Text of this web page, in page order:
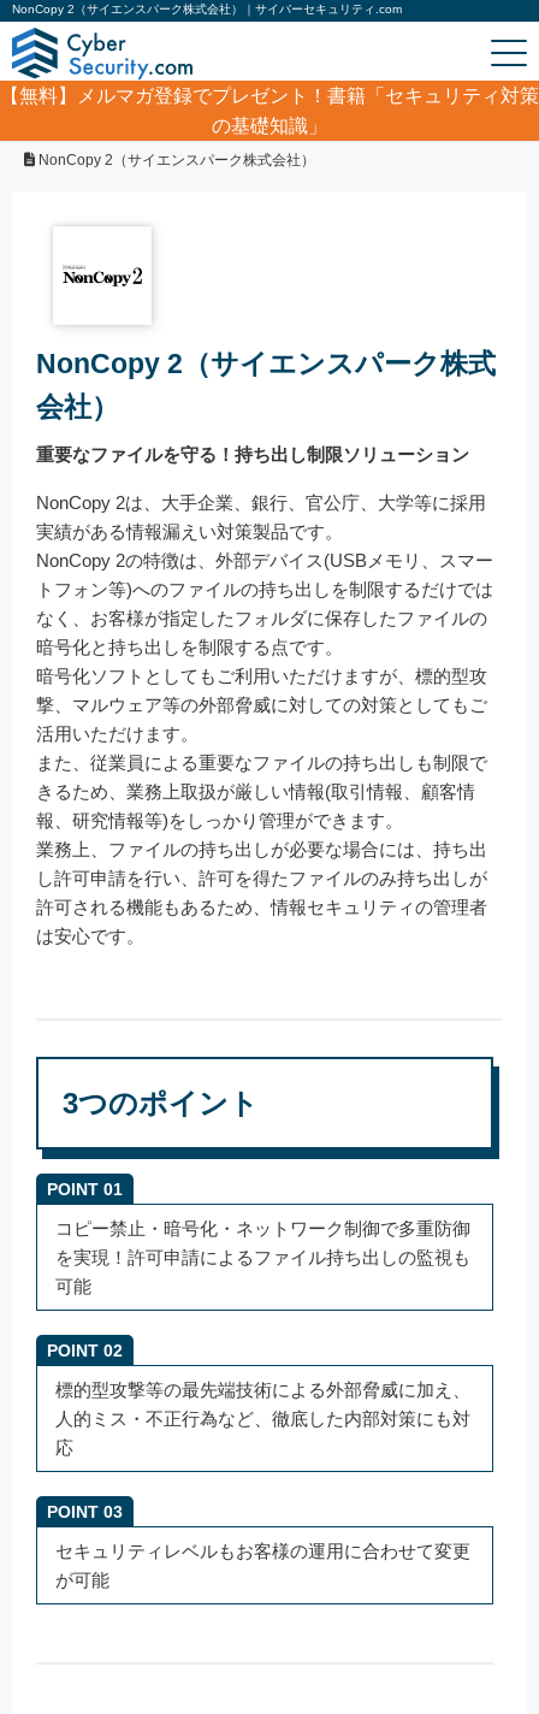
NonCopy 2（サイエンスパーク株式会社）｜サイバーセキュリティ.com
【無料】
メルマガ登録でプレゼント！書籍「セキュリティ対策
の基礎知識」
製品・サービス/ ネットワークセキュリティ
NonCopy 2（サイエンスパーク株式会社）
NonCopy 2（サイエンスパーク株式
会社）
重要なファイルを守る！持ち出し制限ソリューション
NonCopy 2は、大手企業、銀行、官公庁、大学等に採用
実績がある情報漏えい対策製品です。
NonCopy 2の特徴は、外部デバイス(USBメモリ、スマー
トフォン等)へのファイルの持ち出しを制限するだけでは
なく、お客様が指定したフォルダに保存したファイルの
暗号化と持ち出しを制限する点です。
暗号化ソフトとしてもご利用いただけますが、標的型攻
撃、マルウェア等の外部脅威に対しての対策としてもご
活用いただけます。
また、従業員による重要なファイルの持ち出しも制限で
きるため、業務上取扱が厳しい情報(取引情報、顧客情
報、研究情報等)をしっかり管理ができます。
業務上、ファイルの持ち出しが必要な場合には、持ち出
し許可申請を行い、許可を得たファイルのみ持ち出しが
許可される機能もあるため、情報セキュリティの管理者
は安心です。
3つのポイント
POINT 01
コピー禁止・暗号化・ネットワーク制御で多重防御
を実現！許可申請によるファイル持ち出しの監視も
可能
POINT 02
標的型攻撃等の最先端技術による外部脅威に加え、
人的ミス・不正行為など、徹底した内部対策にも対
応
POINT 03
セキュリティレベルもお客様の運用に合わせて変更
が可能